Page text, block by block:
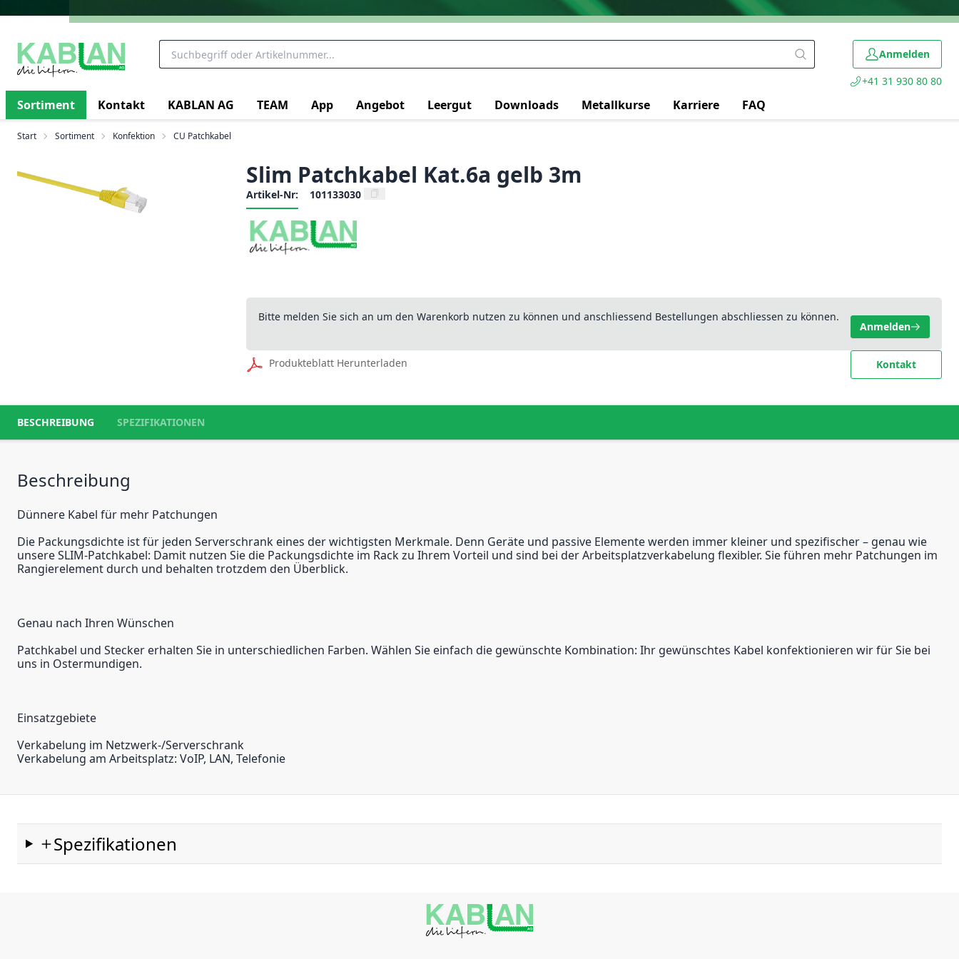
Anmelden
+41 31 930 80 80
Sortiment Kontakt KABLAN AG TEAM App Angebot Leergut Downloads Metallkurse Karriere FAQ
Start Sortiment Konfektion CU Patchkabel
Slim Patchkabel Kat.6a gelb 3m
Artikel-Nr: 101133030
Bitte melden Sie sich an um den Warenkorb nutzen zu können und anschliessend Bestellungen abschliessen zu können.
Anmelden
Produkteblatt Herunterladen Kontakt
BESCHREIBUNG SPEZIFIKATIONEN
Beschreibung
Dünnere Kabel für mehr Patchungen
Die Packungsdichte ist für jeden Serverschrank eines der wichtigsten Merkmale. Denn Geräte und passive Elemente werden immer kleiner und spezifischer – genau wie
unsere SLIM-Patchkabel: Damit nutzen Sie die Packungsdichte im Rack zu Ihrem Vorteil und sind bei der Arbeitsplatzverkabelung flexibler. Sie führen mehr Patchungen im
Rangierelement durch und behalten trotzdem den Überblick.
Genau nach Ihren Wünschen
Patchkabel und Stecker erhalten Sie in unterschiedlichen Farben. Wählen Sie einfach die gewünschte Kombination: Ihr gewünschtes Kabel konfektionieren wir für Sie bei
uns in Ostermundigen.
Einsatzgebiete
Verkabelung im Netzwerk-/Serverschrank
Verkabelung am Arbeitsplatz: VoIP, LAN, Telefonie
Spezifikationen